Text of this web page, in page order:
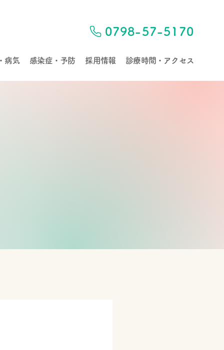
0798-57-5170
病気 感染症・予防 採用情報 診療時間・アクセス